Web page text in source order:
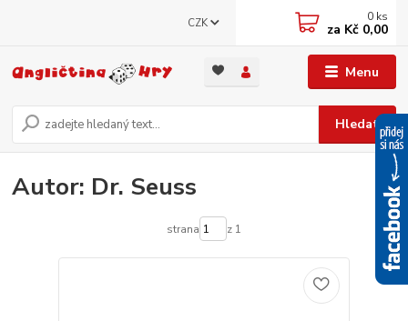
Menu
CZK
Hledat
0 ks
za Kč 0,00
Autor: Dr. Seuss
strana z 1